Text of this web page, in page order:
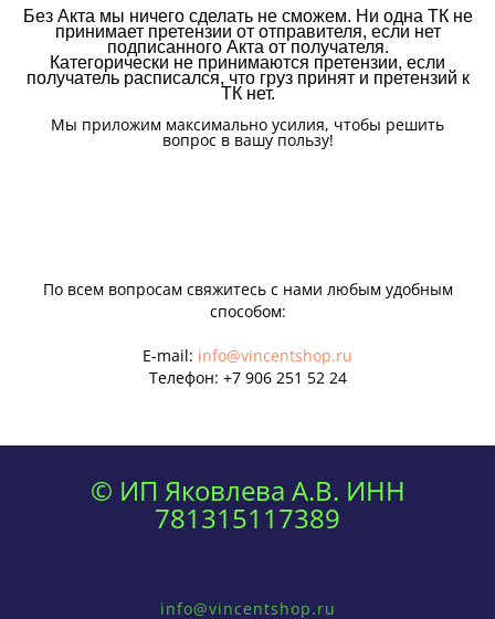
Без Акта мы ничего сделать не сможем. Ни одна ТК не
принимает претензии от отправителя, если нет
подписанного Акта от получателя.
Категорически не принимаются претензии, если
получатель расписался, что груз принят и претензий к
ТК нет.
Мы приложим максимально усилия, чтобы решить
вопрос в вашу пользу!
По всем вопросам свяжитесь с нами любым удобным
способом:
E-mail: info@vincentshop.ru
Телефон: +7 906 251 52 24
© ИП Яковлева А.В. ИНН
781315117389
info@vincentshop.ru